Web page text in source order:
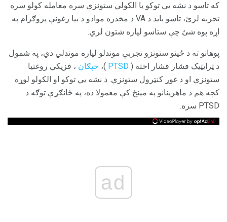
که تاسو د نشه یي توکو یا الکولي ستونزې سره معامله کولو سره
تجربه لرئ، تاسو باید د VA د مخدره موادو د بیا رغونې پروګرام په
اړه پوه شئ چې ستاسو لپاره شتون لري.
پوهانو ته د ځینو ستونزو تجربې موندلو لپاره موندلي دي، په شمول
د ټرایټیک فشار فشار اخته ( PTSD )، خپګان ، فزیکي روغتیا
ستونزې او د غوړ کنټرول ستونزې. د نشه یي توکو او الکولو لوړه
کچه هم د ماهرینانو په مینځ کې معمولا ده، په ځانګړې توګه د
PTSD سره.
ad